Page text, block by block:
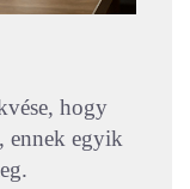
hogy
ennek egyik